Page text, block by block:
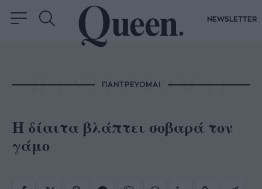
NEWSLETTER
ΠΑΝΤΡΕΥΟΜΑΙ
Η δίαιτα βλάπτει σοβαρά τον
γάμο